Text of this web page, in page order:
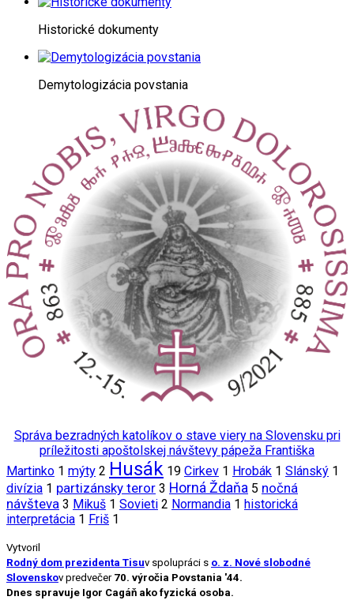
Historické dokumenty
Demytologizácia povstania
Správa bezradných katolíkov o stave viery na Slovensku pri
príležitosti apoštolskej návštevy pápeža Františka
Martinko 1 mýty 2 Husák 19 Cirkev 1 Hrobák 1 Slánský 1
divízia 1 partizánsky teror 3 Horná Ždaňa 5 nočná
návšteva 3 Mikuš 1 Sovieti 2 Normandia 1 historická
interpretácia 1 Friš 1
Vytvoril
Rodný dom prezidenta Tisuv spolupráci s o. z. Nové slobodné
Slovenskov predvečer 70. výročia Povstania '44.
Dnes spravuje Igor Cagáň ako fyzická osoba.